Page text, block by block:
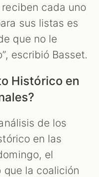
cada uno
sus listas es
que no le
escribió Basset.
Histórico en
de los
en las
el
que la coalición